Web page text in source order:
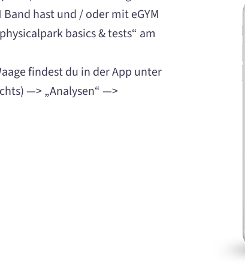
Band hast und / oder mit eGYM
basics & tests“ am
findest du in der App unter
—> „Analysen“ —>